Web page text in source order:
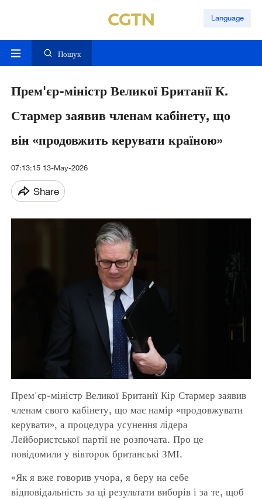
Language
Пошук
Прем'єр-міністр Великої Британії К.
Стармер заявив членам кабінету, що
він «продовжить керувати країною»
07:13:15 13-May-2026
Share
Прем'єр-міністр Великої Британії Кір Стармер заявив
членам свого кабінету, що має намір «продовжувати
керувати», а процедура усунення лідера
Лейбористської партії не розпочата. Про це
повідомили у вівторок британські ЗМІ.
«Як я вже говорив учора, я беру на себе
відповідальність за ці результати виборів і за те, щоб